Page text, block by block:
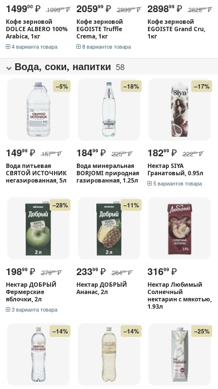
149900 ₽ 199999 ₽
Кофе зерновой
DOLCE ALBERO 100%
Arabica, 1кг
4 варианта товара
205999 ₽ 289999 ₽
Кофе зерновой
EGOISTE Truffle
Crema, 1кг
8 вариантов товара
289899 ₽ 362899 ₽
Кофе зерновой
EGOISTE Grand Cru,
1кг
Вода, соки, напитки 58
–5%
14999 ₽ 15799 ₽
Вода питьевая
СВЯТОЙ ИСТОЧНИК
негазированная, 5л
–18%
18499 ₽ 22599 ₽
Вода минеральная
BORJOMI природная
газированная, 1.25л
–17%
18299 ₽ 22299 ₽
Нектар SIYA
Гранатовый, 0.95л
5 вариантов товара
–28%
19899 ₽ 27999 ₽
Нектар ДОБРЫЙ
Фермерские
яблочки, 2л
3 варианта товара
–11%
23399 ₽ 26499 ₽
Нектар ДОБРЫЙ
Ананас, 2л
31699 ₽
Нектар Любимый
Солнечный
нектарин с мякотью,
1.93л
–14% –14% –25%